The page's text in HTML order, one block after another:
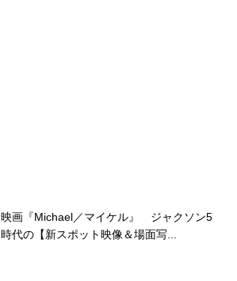
映画『Michael／マイケル』 ジャクソン5
時代の【新スポット映像＆場面写...